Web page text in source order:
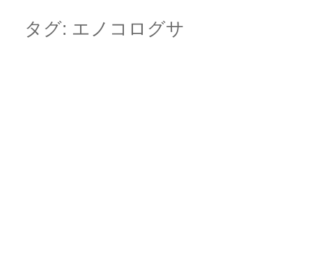
contentタグ: エノコログサ